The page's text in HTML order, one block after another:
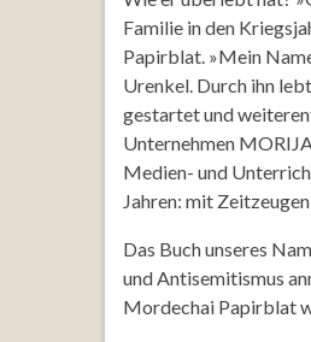
Familie in den
Papirblat. »Mein
Urenkel. Durch ihn
gestartet und
Unternehmen
Medien- und
Jahren: mit
Das Buch unseres
und Antisemitismus
Mordechai Papirblat